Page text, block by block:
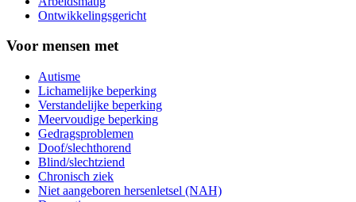
Ontwikkelingsgericht
Voor mensen met
Autisme
Lichamelijke beperking
Verstandelijke beperking
Meervoudige beperking
Gedragsproblemen
Doof/slechthorend
Blind/slechtziend
Chronisch ziek
Niet aangeboren hersenletsel (NAH)